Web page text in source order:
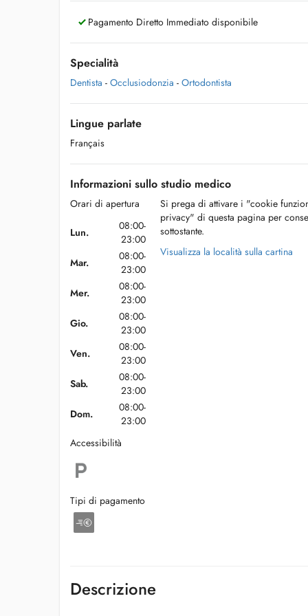
Pagamento Diretto Immediato disponibile
Specialità
Dentista - Occlusiodonzia - Ortodontista
Lingue parlate
Français
Informazioni sullo studio medico
Orari di apertura
Lun.
08:00-
23:00
Mar.
08:00-
23:00
Mer.
08:00-
23:00
Gio.
08:00-
23:00
Ven.
08:00-
23:00
Sab.
08:00-
23:00
Dom.
08:00-
23:00
Accessibilità
Tipi di pagamento
Si prega di attivare i "cookie
privacy" di questa pagina per
sottostante.
Visualizza la località sulla cartina
Descrizione